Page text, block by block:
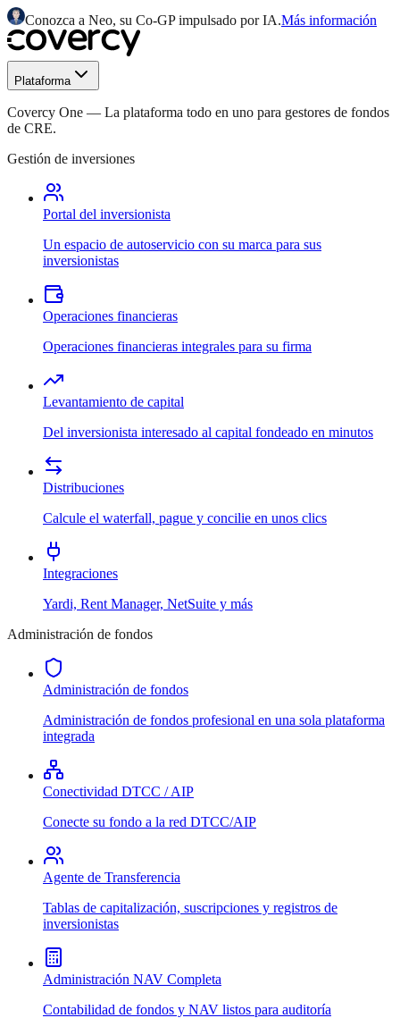
Conozca a Neo, su Co-GP impulsado por IA.Más información
Plataforma
Covercy One — La plataforma todo en uno para gestores de fondos
de CRE.
Gestión de inversiones
Portal del inversionista
Un espacio de autoservicio con su marca para sus
inversionistas
Operaciones financieras
Operaciones financieras integrales para su firma
Levantamiento de capital
Del inversionista interesado al capital fondeado en minutos
Distribuciones
Calcule el waterfall, pague y concilie en unos clics
Integraciones
Yardi, Rent Manager, NetSuite y más
Administración de fondos
Administración de fondos
Administración de fondos profesional en una sola plataforma
integrada
Conectividad DTCC / AIP
Conecte su fondo a la red DTCC/AIP
Agente de Transferencia
Tablas de capitalización, suscripciones y registros de
inversionistas
Administración NAV Completa
Contabilidad de fondos y NAV listos para auditoría